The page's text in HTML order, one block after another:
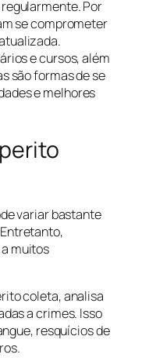
Por
se comprometer
e cursos, além
são formas de se
e melhores
variar bastante
muitos
coleta, analisa
a crimes. Isso
resquícios de